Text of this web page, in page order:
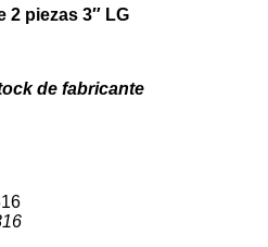
2 piezas 3″ LG
de fabricante